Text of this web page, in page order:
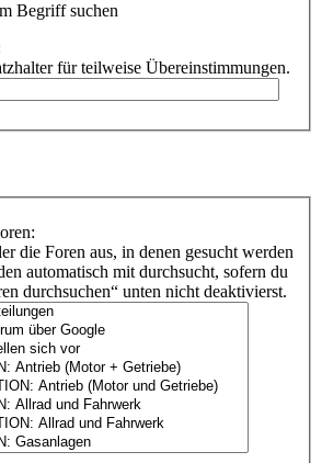
Begriff suchen
für teilweise Übereinstimmungen.
die Foren aus, in denen gesucht werden
automatisch mit durchsucht, sofern du
durchsuchen“ unten nicht deaktivierst.